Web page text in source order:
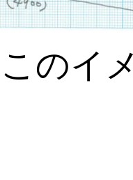
のイ